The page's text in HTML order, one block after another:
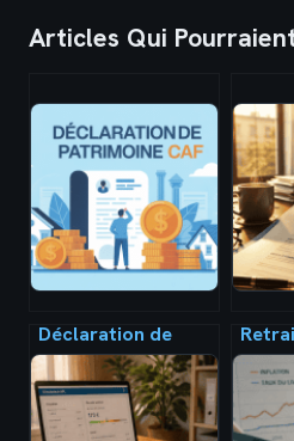
Articles Qui
Déclaration de
patrimoine pour les
aides au logement
caf : le guide clair
4